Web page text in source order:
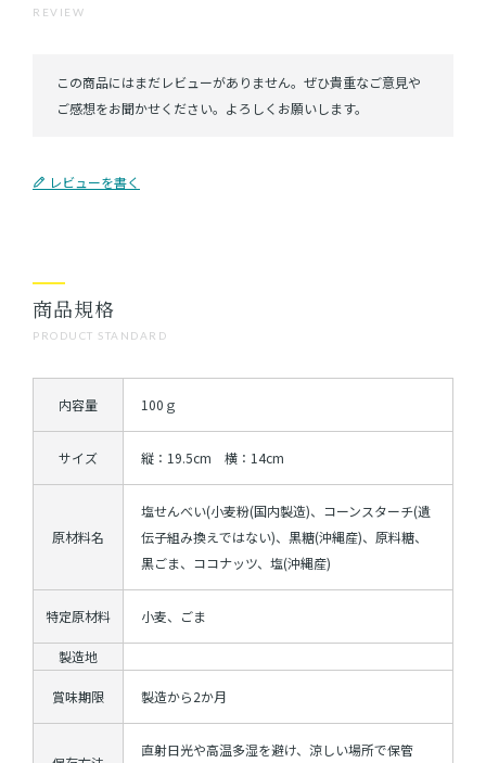
REVIEW
レビューを書く
PRODUCT STANDARD
商品規格
内容量 100ｇ
サイズ 縦：19.5cm 横：14cm
原材料名
塩せんべい(小麦粉(国内製造)、コーンスターチ(遺
伝子組み換えではない)、黒糖(沖縄産)、原料糖、
黒ごま、ココナッツ、塩(沖縄産)
特定原材料 小麦、ごま
製造地
賞味期限 製造から2か月
直射日光や高温多湿を避け、涼しい場所で保管